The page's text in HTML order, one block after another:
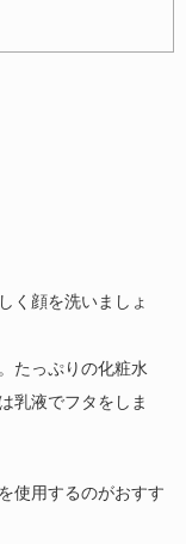
く顔を洗いましょ
たっぷりの化粧水
乳液でフタをしま
使用するのがおすす